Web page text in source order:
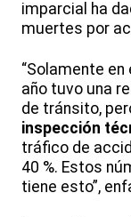
imparcial ha
muertes por
“Solamente
año tuvo una
de tránsito,
inspección
tráfico de
40 %. Estos
tiene esto”,